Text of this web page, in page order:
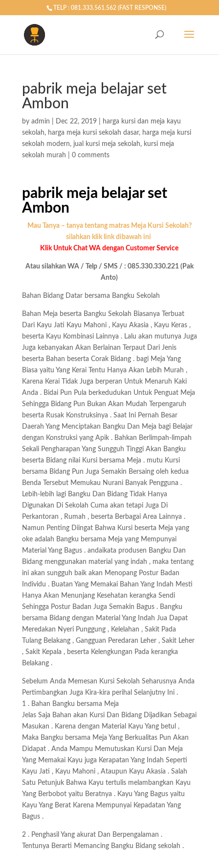
TELP : 081.333.561.562 (FAST RESPONSE)
pabrik meja belajar set
Ambon
by admin Dec 22, 2019|
harga kursi dan meja kayu
sekolah, harga meja kursi sekolah dasar, harga meja kursi
sekolah modern, jual kursi meja sekolah, kursi meja
sekolah murah
0 comments
pabrik meja belajar set
Ambon
Mau Tanya – tanya tentang matras Meja Kursi Sekolah?
silahkan klik link dibawah ini
Klik Untuk Chat WA dengan Customer Service
Atau silahkan WA / Telp / SMS / : 085.330.330.221 (Pak
Anto)
Bahan Bidang Datar bersama Bangku Sekolah
Bahan Meja beserta Bangku Sekolah Biasanya Terbuat
Dari Kayu Jati Kayu Mahoni , Kayu Akasia , Kayu Keras ,
beserta Kayu Kombinasi Lainnya . Lalu akan mutunya Juga
Juga kebanyakan Akan Berlainan Terpaut Dari Jenis
beserta Bahan beserta Corak Bidang . bagi Meja Yang
Biasa yaitu Yang Kerai Tentu Hanya Akan Lebih Murah ,
Karena Kerai Tidak Juga berperan Untuk Menaruh Kaki
Anda . Bidai Pun Pula berkedudukan Untuk Penguat Meja
Sehingga Bidang Pun Bukan Akan Mudah Terpengaruh
beserta Rusak Konstruksinya . Saat Ini Pernah Besar
Daerah Yang Menciptakan Bangku Dan Meja bagi Belajar
dengan Konstruksi yang Apik . Bahkan Berlimpah-limpah
Sekali Pengharapan Yang Sungguh Tinggi Akan Bangku
beserta Bidang nilai Kursi bersama Meja . mutu Kursi
bersama Bidang Pun Juga Semakin Bersaing oleh kedua
Benda Tersebut Memukau Nurani Banyak Pengguna .
Lebih-lebih lagi Bangku Dan Bidang Tidak Hanya
Digunakan Di Sekolah Cuma akan tetapi Juga Di
Perkantoran , Rumah , beserta Berbagai Area Lainnya .
Namun Penting Diingat Bahwa Kursi beserta Meja yang
oke adalah Bangku bersama Meja yang Mempunyai
Material Yang Bagus . andaikata produsen Bangku Dan
Bidang menggunakan material yang indah , maka tentang
ini akan sungguh baik akan Menopang Postur Badan
Individu . Buatan Yang Memakai Bahan Yang Indah Mesti
Hanya Akan Menunjang Kesehatan kerangka Sendi
Sehingga Postur Badan Juga Semakin Bagus . Bangku
bersama Bidang dengan Material Yang Indah Jua Dapat
Meredakan Nyeri Punggung , Kelelahan , Sakit Pada
Tulang Belakang , Gangguan Peredaran Leher , Sakit Leher
, Sakit Kepala , beserta Kelengkungan Pada kerangka
Belakang .
Sebelum Anda Memesan Kursi Sekolah Seharusnya Anda
Pertimbangkan Juga Kira-kira perihal Selanjutny Ini .
1 . Bahan Bangku bersama Meja
Jelas Saja Bahan akan Kursi Dan Bidang Dijadikan Sebagai
Masukan . Karena dengan Material Kayu Yang betul ,
Maka Bangku bersama Meja Yang Berkualitas Pun Akan
Didapat . Anda Mampu Memutuskan Kursi Dan Meja
Yang Memakai Kayu juga Kerapatan Yang Indah Seperti
Kayu Jati , Kayu Mahoni , Ataupun Kayu Akasia . Salah
Satu Petunjuk Bahwa Kayu tertulis melambangkan Kayu
Yang Berbobot yaitu Beratnya . Kayu Yang Bagus yaitu
Kayu Yang Berat Karena Mempunyai Kepadatan Yang
Bagus .
2 . Penghasil Yang akurat Dan Berpengalaman .
Tentunya Berarti Memancing Bangku Bidang sekolah .